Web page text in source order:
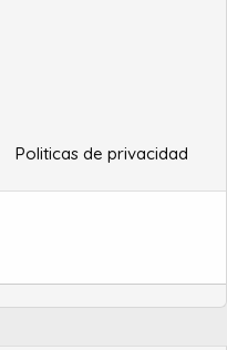
Politicas de privacidad